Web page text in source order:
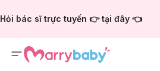
Hỏi bác sĩ trực tuyến 👉 tại đây 👈